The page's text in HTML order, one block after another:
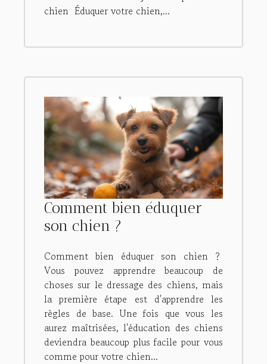
chien Éduquer votre chien,...
Comment bien éduquer
son chien ?
Comment bien éduquer son chien ?
Vous pouvez apprendre beaucoup de
choses sur le dressage des chiens, mais
la première étape est d'apprendre les
règles de base. Une fois que vous les
aurez maîtrisées, l'éducation des chiens
deviendra beaucoup plus facile pour vous
comme pour votre chien...